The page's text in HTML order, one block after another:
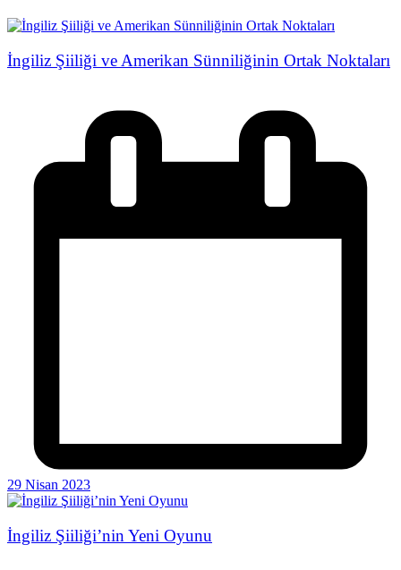
İngiliz Şiiliği ve Amerikan Sünniliğinin Ortak Noktaları
29 Nisan 2023
İngiliz Şiiliği’nin Yeni Oyunu